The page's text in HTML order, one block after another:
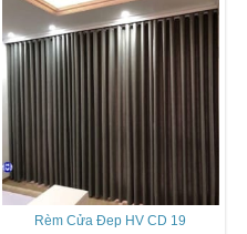
Rèm Cửa Đep HV CD 19